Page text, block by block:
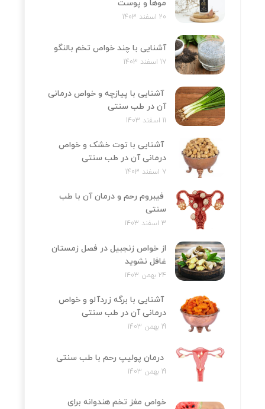
موها و پوست
20 اسفند 1403
آشنایی با چند خواص تخم بالنگو
17 اسفند 1403
آشنایی با پیازچه و خواص درمانی
آن در طب سنتی
11 اسفند 1403
آشنایی با توت خشک و خواص
درمانی آن در طب سنتی
7 اسفند 1403
فیبروم رحم و درمان آن با طب
سنتی
3 اسفند 1403
از خواص زنجبیل در فصل زمستان
غافل نشوید
24 بهمن 1403
آشنایی با برگه زردآلو و خواص
درمانی آن در طب سنتی
19 بهمن 1403
درمان پولیپ رحم با طب سنتی
19 بهمن 1403
خواص مغز تخم هندوانه برای